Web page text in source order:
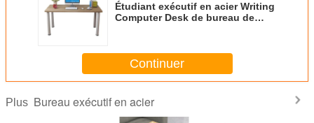
Étudiant exécutif en acier Writing
Computer Desk de bureau de
Continuer
Plus Bureau exécutif en acier